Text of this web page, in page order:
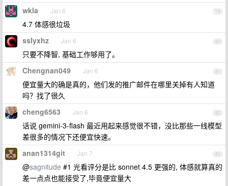
79
wkla Jan 6
4.7 体感很垃圾
80
sslyxhz Jan 6
只要不降智, 基础工作够用了。
81
Chengnan049 Jan 6
便宜量大的确是真的，他们发的推广邮件在哪里关掉有人知道
吗？找了很久
82
cheng6563 Jan 6
话说 gemini-3-flash 最近用起来感觉很不错，没比那些一线模型
差很多的情况下还便宜快速。
83
anan1314git Jan 7
@sagnitude #1 光看评分是比 sonnet 4.5 更强的, 体感就算真的
差一点点也能接受了,毕竟便宜量大